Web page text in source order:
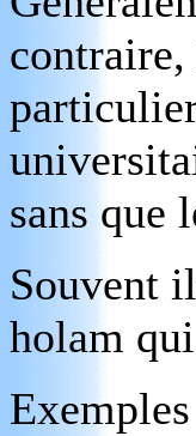
sans que
Souvent
holam